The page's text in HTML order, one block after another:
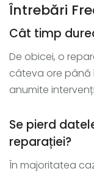
Întrebări
Cât timp
De obicei, o
câteva ore până
anumite
Se pierd
reparației?
În majoritatea